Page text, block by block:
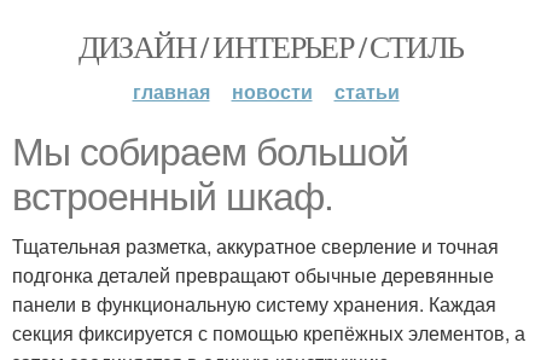
ДИЗАЙН / ИНТЕРЬЕР / СТИЛЬ
главная новости статьи
Мы собираем большой
встроенный шкаф.
Тщательная разметка, аккуратное сверление и точная
подгонка деталей превращают обычные деревянные
панели в функциональную систему хранения. Каждая
секция фиксируется с помощью крепёжных элементов, а